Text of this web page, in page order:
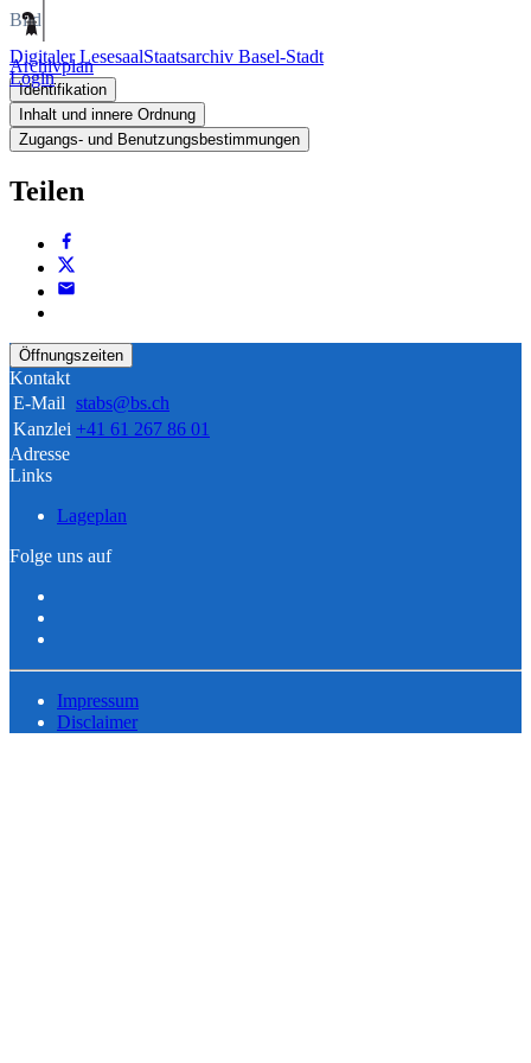
Digitaler LesesaalStaatsarchiv Basel-Stadt
Login
Bild
Archivplan
Identifikation
Inhalt und innere Ordnung
Zugangs- und Benutzungsbestimmungen
Teilen
Öffnungszeiten
Kontakt
E-Mail stabs@bs.ch
Kanzlei +41 61 267 86 01
Adresse
Links
Lageplan
Folge uns auf
Impressum
Disclaimer